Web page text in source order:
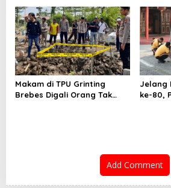
Dibersihkan
Pansus
Tahap
Makam di TPU Grinting
Brebes Digali Orang Tak
Jelang
ke-80,
Add Comment